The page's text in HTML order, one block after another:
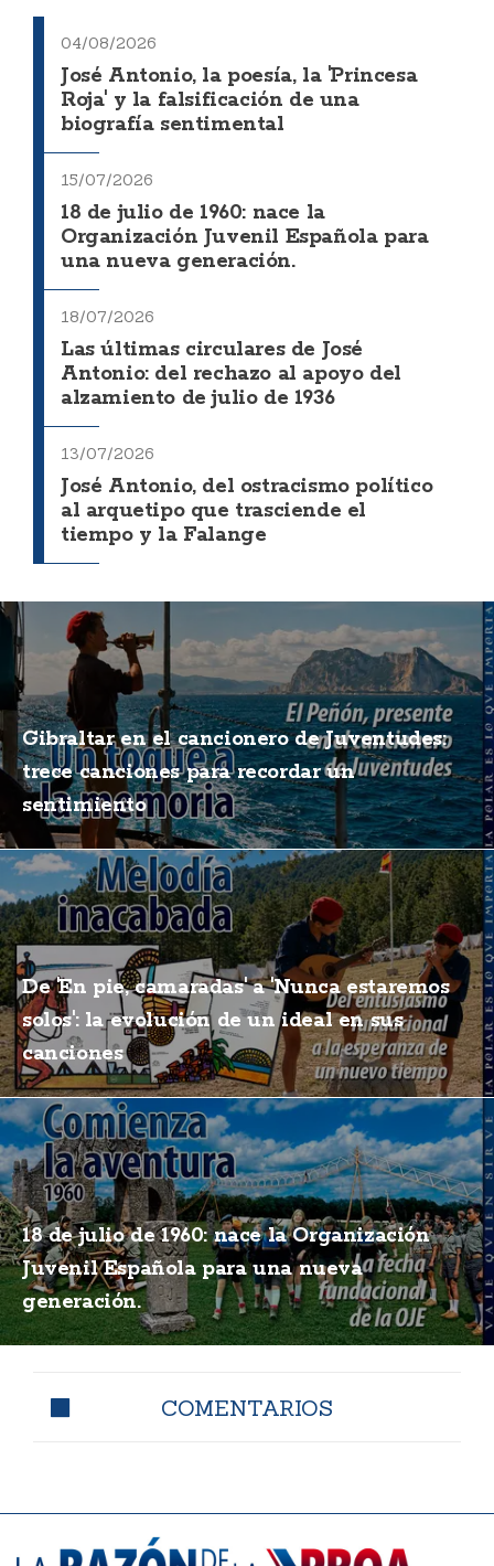
04/08/2026
José Antonio, la poesía, la 'Princesa
Roja' y la falsificación de una
biografía sentimental
15/07/2026
18 de julio de 1960: nace la
Organización Juvenil Española para
una nueva generación.
18/07/2026
Las últimas circulares de José
Antonio: del rechazo al apoyo del
alzamiento de julio de 1936
13/07/2026
José Antonio, del ostracismo político
al arquetipo que trasciende el
tiempo y la Falange
Gibraltar en el cancionero de Juventudes:
trece canciones para recordar un
sentimiento
De 'En pie, camaradas' a 'Nunca estaremos
solos': la evolución de un ideal en sus
canciones
18 de julio de 1960: nace la Organización
Juvenil Española para una nueva
generación.
COMENTARIOS